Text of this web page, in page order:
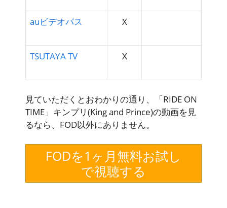
auビデオパス X
TSUTAYA TV X
見ていただくとおわかりの通り、「RIDE ON
TIME」キンプリ(King and Prince)の動画を見
るなら、FOD以外にありません。
FODを1ヶ月無料お試し
で視聴する